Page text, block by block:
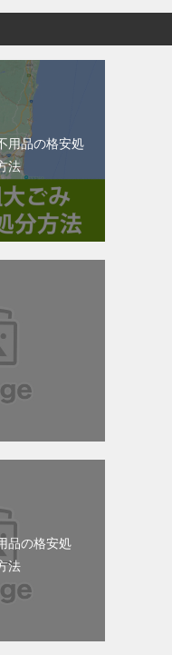
用品の格安処
法
品の格安処
法